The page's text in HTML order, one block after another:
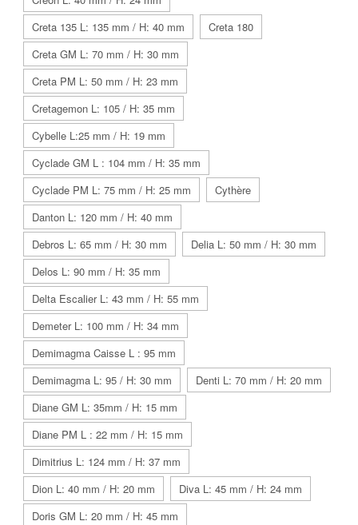
Creta 135 L: 135 mm / H: 40 mm
Creta 180
Creta GM L: 70 mm / H: 30 mm
Creta PM L: 50 mm / H: 23 mm
Cretagemon L: 105 / H: 35 mm
Cybelle L:25 mm / H: 19 mm
Cyclade GM L : 104 mm / H: 35 mm
Cyclade PM L: 75 mm / H: 25 mm
Cythère
Danton L: 120 mm / H: 40 mm
Debros L: 65 mm / H: 30 mm
Delia L: 50 mm / H: 30 mm
Delos L: 90 mm / H: 35 mm
Delta Escalier L: 43 mm / H: 55 mm
Demeter L: 100 mm / H: 34 mm
Demimagma Caisse L : 95 mm
Demimagma L: 95 / H: 30 mm
Denti L: 70 mm / H: 20 mm
Diane GM L: 35mm / H: 15 mm
Diane PM L : 22 mm / H: 15 mm
Dimitrius L: 124 mm / H: 37 mm
Dion L: 40 mm / H: 20 mm
Diva L: 45 mm / H: 24 mm
Doris GM L: 20 mm / H: 45 mm